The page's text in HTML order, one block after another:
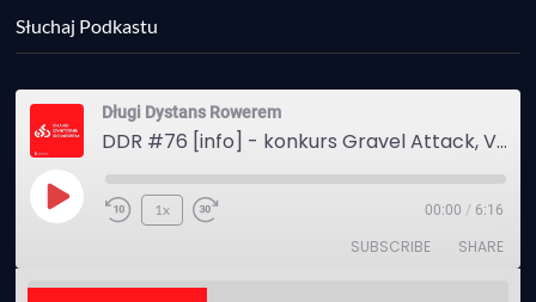
Słuchaj Podkastu
Długi Dystans Rowerem
DDR #76 [info] - konkurs Gravel Attack, Varmia Gravel, Bike Expo, Inspire India Ultra Race
Play
1x 00:00 / 6:16
SUBSCRIBE SHARE